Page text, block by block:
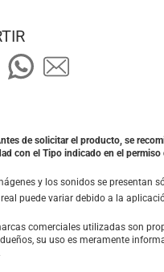
de solicitar el producto, se
con el Tipo indicado en el permiso
y los sonidos se presentan
puede variar debido a la
comerciales utilizadas son
su uso es meramente